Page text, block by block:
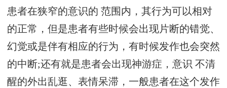
患者在狭窄的意识的 范围内，其行为可以相对
的正常，但是患者有些时候会出现片断的错觉、
幻觉或是伴有相应的行为，有时候发作也会突然
的中断;还有就是患者会出现神游症，意识 不清
醒的外出乱逛、表情呆滞，一般患者在这个发作